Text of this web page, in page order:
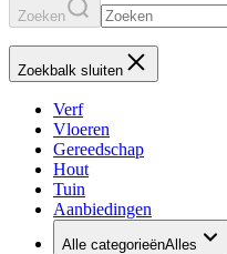
Zoeken
Zoekbalk sluiten
Verf
Vloeren
Gereedschap
Hout
Tuin
Aanbiedingen
Alle categorieënAlles